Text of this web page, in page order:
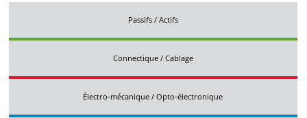
Passifs / Actifs
Connectique / Cablage
Électro-mécanique / Opto-électronique